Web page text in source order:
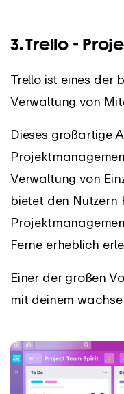
3. Trello -
Trello ist eines der
Verwaltung von
Dieses großartige
Verwaltung von
bietet den Nutzern
Ferne erheblich
Einer der großen
mit deinem